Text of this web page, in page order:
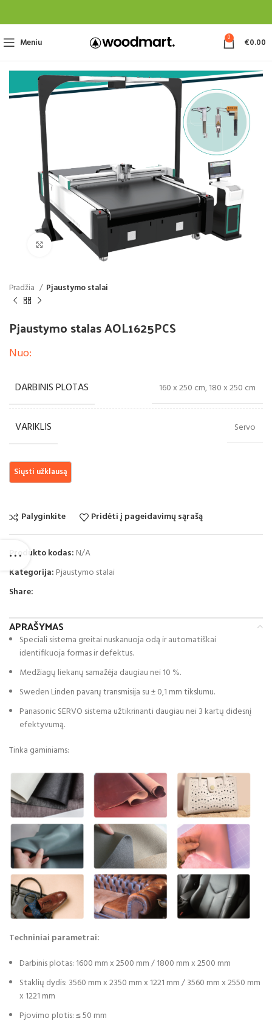
Meniu 0 €0.00
Spustelėkite, jei norite padidinti
Pradžia Pjaustymo stalai
Pjaustymo stalas AOL1625PCS
Nuo:
DARBINIS PLOTAS 160 x 250 cm, 180 x 250 cm
VARIKLIS Servo
Palyginkite Pridėti į pageidavimų sąrašą
Produkto kodas: N/A
Kategorija: Pjaustymo stalai
Share:
APRAŠYMAS
Speciali sistema greitai nuskanuoja odą ir automatiškai
identifikuoja formas ir defektus.
Medžiagų liekanų samažėja daugiau nei 10 %.
Sweden Linden pavarų transmisija su ± 0,1 mm tikslumu.
Panasonic SERVO sistema užtikrinanti daugiau nei 3 kartų didesnį
efektyvumą.
Tinka gaminiams:
Techniniai parametrai:
Darbinis plotas: 1600 mm x 2500 mm / 1800 mm x 2500 mm
Staklių dydis: 3560 mm x 2350 mm x 1221 mm / 3560 mm x 2550 mm
x 1221 mm
Pjovimo plotis: ≤ 50 mm